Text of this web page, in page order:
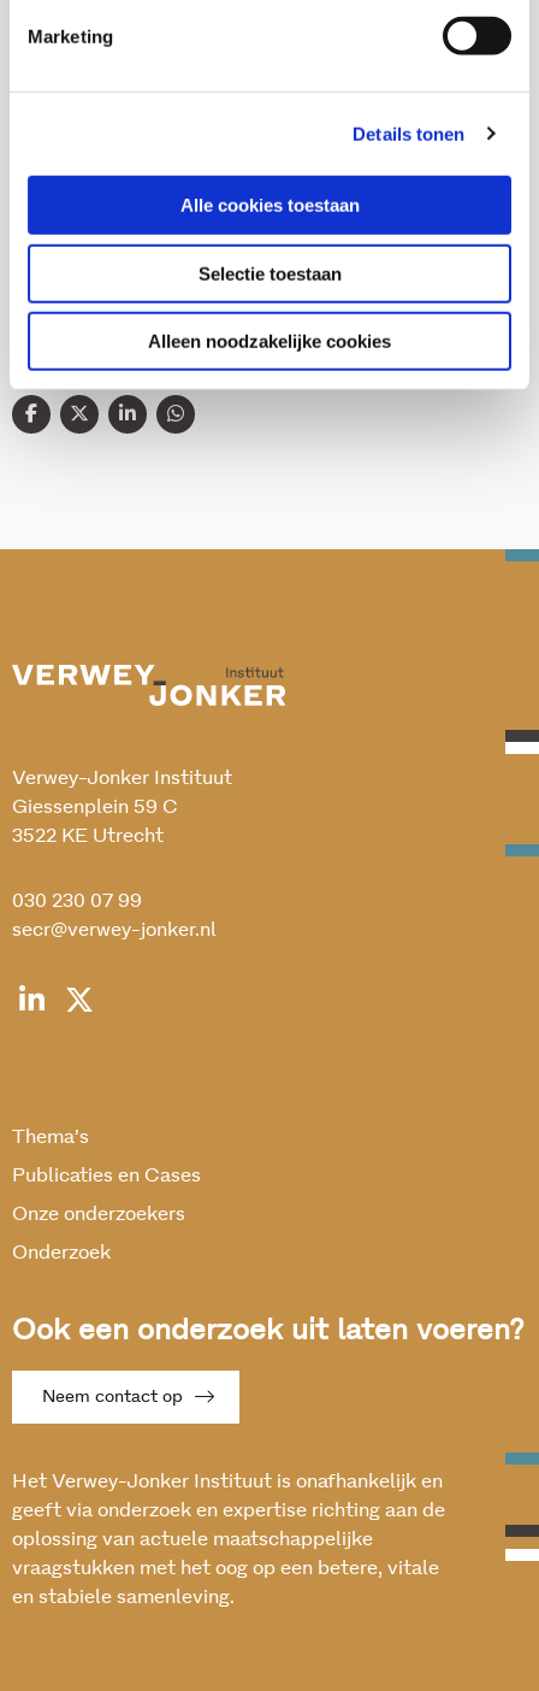
Marketing
Details tonen
Alle cookies toestaan
Selectie toestaan
Alleen noodzakelijke cookies
Deel deze publicatie op:
Verwey-Jonker Instituut
Giessenplein 59 C
3522 KE Utrecht
030 230 07 99
secr@verwey-jonker.nl
Thema’s
Publicaties en Cases
Onze onderzoekers
Onderzoek
Ook een onderzoek uit laten voeren?
Neem contact op
Het Verwey-Jonker Instituut is onafhankelijk en
geeft via onderzoek en expertise richting aan de
oplossing van actuele maatschappelijke
vraagstukken met het oog op een betere, vitale
en stabiele samenleving.